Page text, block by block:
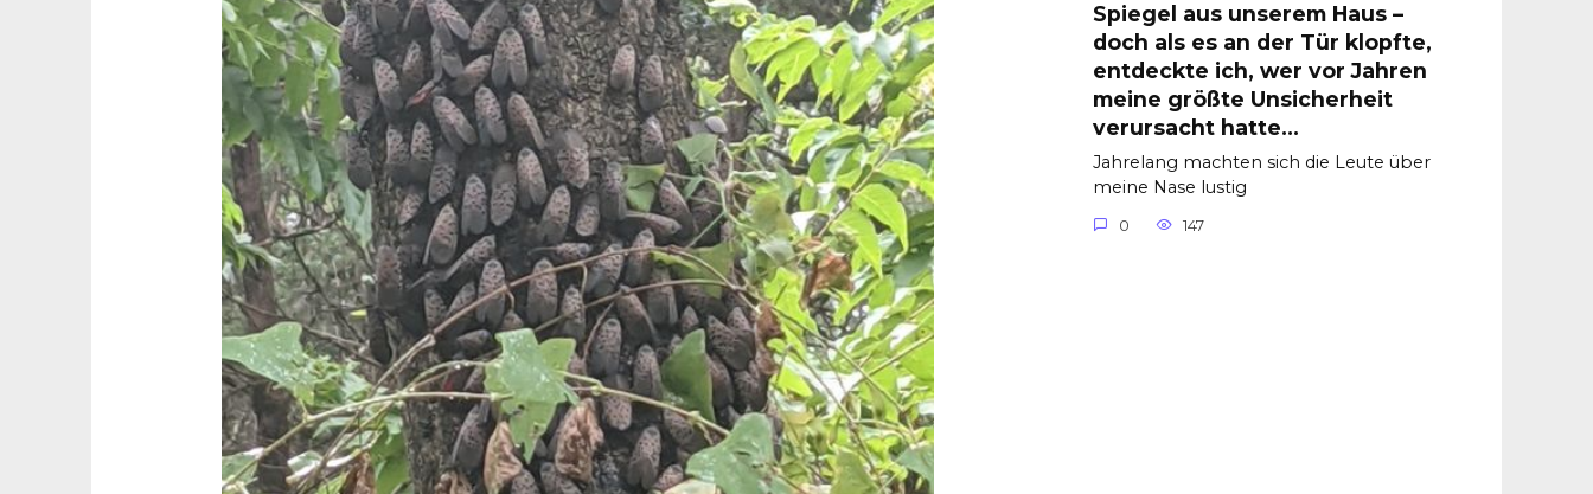
Spiegel aus unserem Haus –
doch als es an der Tür klopfte,
entdeckte ich, wer vor Jahren
meine größte Unsicherheit
verursacht hatte…
Jahrelang machten sich die Leute über
meine Nase lustig
0 147